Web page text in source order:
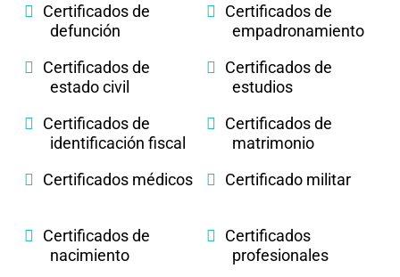
Certificados de
defunción
Certificados de
empadronamiento
Certificados de
estado civil
Certificados de
estudios
Certificados de
identificación fiscal
Certificados de
matrimonio
Certificados médicos
Certificado militar
Certificados de
nacimiento
Certificados
profesionales